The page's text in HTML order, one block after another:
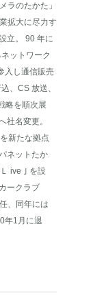
ラのたかた」
拡大に尽力す
立。 90 年に
ットワーク
入し通信販売
、CS 放送、
略を順次展
社名変更。
新たな拠点
ネットたか
ive ｣ を設
ークラブ
、同年には
年1月に退